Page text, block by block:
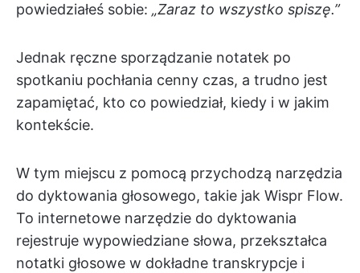
powiedziałeś sobie: „Zaraz to wszystko spiszę.”
Jednak ręczne sporządzanie notatek po
spotkaniu pochłania cenny czas, a trudno jest
zapamiętać, kto co powiedział, kiedy i w jakim
kontekście.
W tym miejscu z pomocą przychodzą narzędzia
do dyktowania głosowego, takie jak Wispr Flow.
To internetowe narzędzie do dyktowania
rejestruje wypowiedziane słowa, przekształca
notatki głosowe w dokładne transkrypcje i